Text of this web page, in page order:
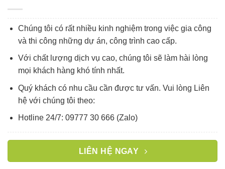
Chúng tôi có rất nhiều kinh nghiệm trong việc gia công
và thi công những dự án, công trình cao cấp.
Với chất lượng dịch vụ cao, chúng tôi sẽ làm hài lòng
mọi khách hàng khó tính nhất.
Quý khách có nhu cầu cần được tư vấn. Vui lòng Liên
hệ với chúng tôi theo:
Hotline 24/7: 09777 30 666 (Zalo)
LIÊN HỆ NGAY